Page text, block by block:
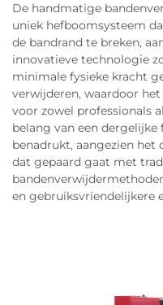
De handmatige
uniek hefboomsysteem
de bandrand te breken,
innovatieve technologie
minimale fysieke kracht
verwijderen, waardoor
voor zowel professionals
belang van een
benadrukt, aangezien
dat gepaard gaat met
en gebruiksvriendelijkere